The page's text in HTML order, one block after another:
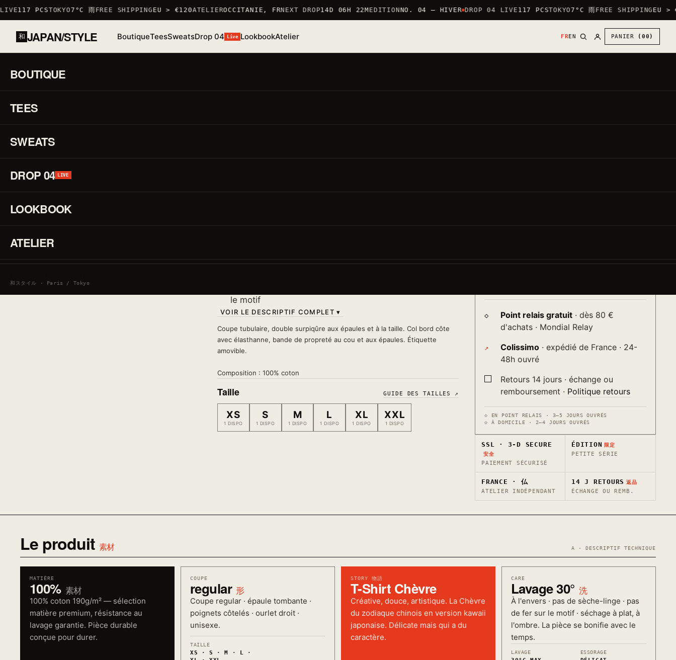
117 PCSTOKYO7°C 雨FREE SHIPPINGEU > €120ATELIEROCCITANIE, FRNEXT DROP14D 06H 22MEDITIONNO. 04 — HIVER DROP 04 LIVE117 PCSTOKYO7°C 雨FREE SHIPPINGEU >
和 JAPAN/STYLE BoutiqueTeesSweatsDrop 04 Live LookbookAtelier FREN PANIER (00)
BOUTIQUE
TEES
SWEATS
DROP 04 LIVE
LOOKBOOK
ATELIER
和スタイル · Paris / Tokyo
01 / 03
RÉF. TSHIRT_CHEVRE · 100% COTON 190G/M² · MARQUÉ EN
100% COTON 190G/M² ÉDITION LIMITÉE
Matière · 100% coton 190g/m²— production soignée,
Coupe · regular— unisexe, épaule tombante
le motif
VOIR LE DESCRIPTIF COMPLET ▾
Coupe tubulaire, double surpiqûre aux épaules et à la taille. Col bord côte
avec élasthanne, bande de propreté au cou et aux épaules. Étiquette
amovible.
Composition : 100% coton
Taille GUIDE DES TAILLES ↗
XS
1 DISPO
S
1 DISPO
M
1 DISPO
L
1 DISPO
XL
1 DISPO
XXL
1 DISPO
30 ,00
PRIX DIRECT
PAR DÉFAUT : LOGO CŒUR (POITRINE) +
AJOUTER AU PANIER
♡
Point relais gratuit · dès 80 €
d'achats · Mondial Relay
Colissimo · expédié de France · 24-
48h ouvré
Retours 14 jours · échange ou
remboursement · Politique retours
◇ EN POINT RELAIS · 3–5 JOURS OUVRÉS
◇ À DOMICILE · 2–4 JOURS OUVRÉS
SSL · 3-D SECURE
安全
PAIEMENT SÉCURISÉ
ÉDITION 限定
PETITE SÉRIE
FRANCE · 仏
ATELIER INDÉPENDANT
14 J RETOURS 返品
ÉCHANGE OU REMB.
Le produit 素材 A · DESCRIPTIF TECHNIQUE
MATIÈRE
100% 素材
100% coton 190g/m² — sélection
matière premium, résistance au
lavage garantie. Pièce durable
conçue pour durer.
COUPE
regular 形
Coupe regular · épaule tombante ·
poignets côtelés · ourlet droit ·
unisexe.
TAILLE
XS · S · M · L ·
STORY 物語
T-Shirt Chèvre
Créative, douce, artistique. La Chèvre
du zodiaque chinois en version kawaii
japonaise. Délicate mais qui a du
caractère.
CARE
Lavage 30° 洗
À l'envers · pas de sèche-linge · pas
de fer sur le motif · séchage à plat, à
l'ombre. La pièce se bonifie avec le
temps.
LAVAGE ESSORAGE